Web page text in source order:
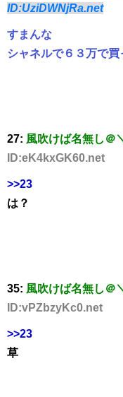
ID:UziDWNjRa.net
すまんな
シャネルで６３万で
27: 風吹けば名無し＠
ID:eK4kxGK60.net
>>23
は？
35: 風吹けば名無し＠
ID:vPZbzyKc0.net
>>23
草